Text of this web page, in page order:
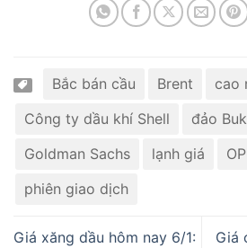
Bắc bán cầu Brent
cao
Công ty dầu khí Shell
đảo
Goldman Sachs
lạnh giá
phiên giao dịch
Giá xăng dầu hôm nay 6/1:
Giá